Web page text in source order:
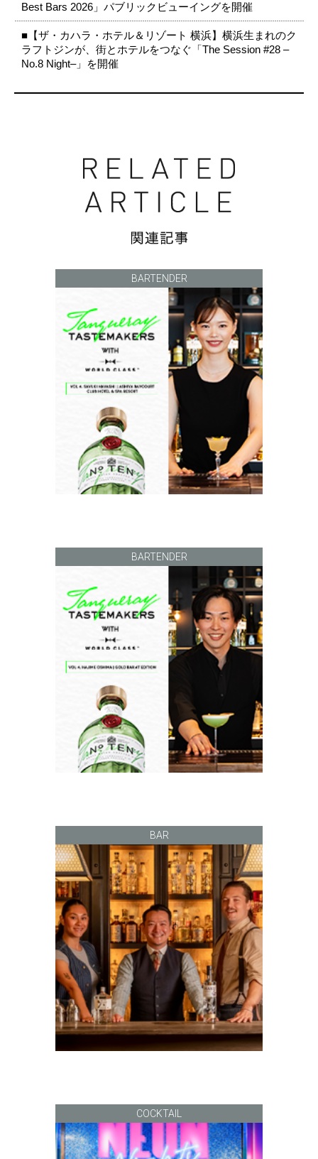
Best Bars 2026」パブリックビューイングを開催
■【ザ・カハラ・ホテル＆リゾート 横浜】横浜生まれのク
ラフトジンが、街とホテルをつなぐ「The Session #28 –
No.8 Night–」を開催
BARTENDER
BARTENDER
BAR
COCKTAIL